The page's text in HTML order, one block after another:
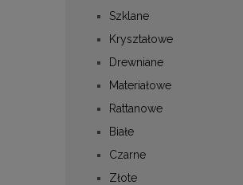
Szklane
Kryształowe
Drewniane
Materiałowe
Rattanowe
Białe
Czarne
Złote